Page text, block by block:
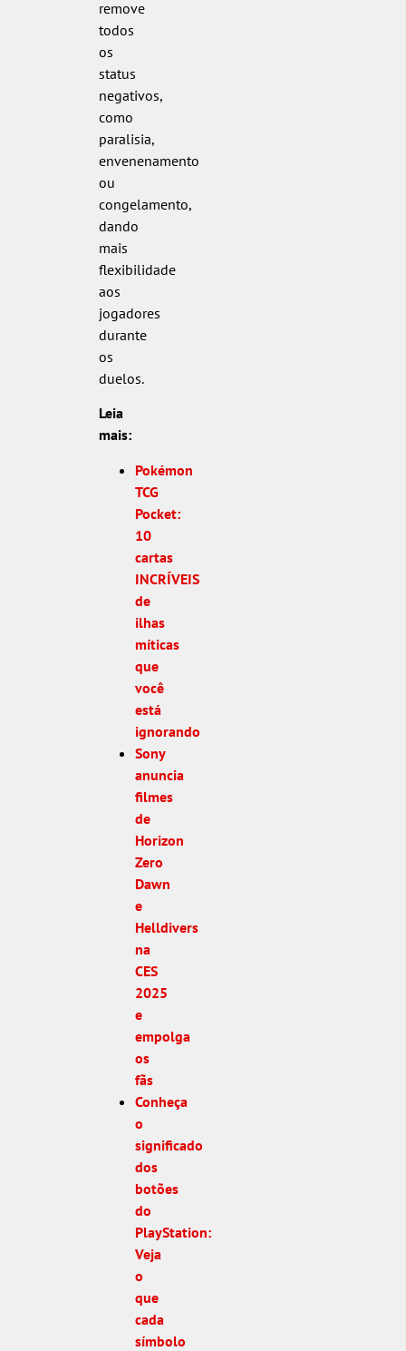
remove
todos
os
status
negativos,
como
paralisia,
envenenamento
ou
congelamento,
dando
mais
flexibilidade
aos
jogadores
durante
os
duelos.
Leia
mais:
Pokémon
TCG
Pocket:
10
cartas
INCRÍVEIS
de
ilhas
míticas
que
você
está
ignorando
Sony
anuncia
filmes
de
Horizon
Zero
Dawn
e
Helldivers
na
CES
2025
e
empolga
os
fãs
Conheça
o
significado
dos
botões
do
PlayStation:
Veja
o
que
cada
símbolo